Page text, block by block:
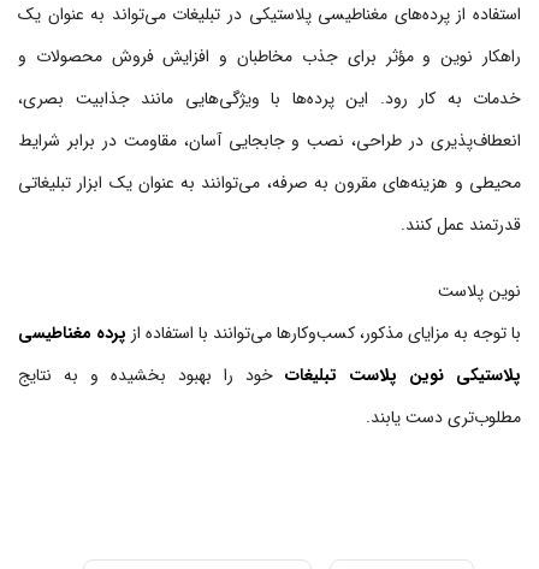
استفاده از پرده‌های مغناطیسی پلاستیکی در تبلیغات می‌تواند به عنوان یک
راهکار نوین و مؤثر برای جذب مخاطبان و افزایش فروش محصولات و
خدمات به کار رود. این پرده‌ها با ویژگی‌هایی مانند جذابیت بصری،
انعطاف‌پذیری در طراحی، نصب و جابجایی آسان، مقاومت در برابر شرایط
محیطی و هزینه‌های مقرون به صرفه، می‌توانند به عنوان یک ابزار تبلیغاتی
قدرتمند عمل کنند.
نوین پلاست
با توجه به مزایای مذکور، کسب‌وکارها می‌توانند با استفاده از پرده‌ مغناطیسی
پلاستیکی نوین پلاست تبلیغات خود را بهبود بخشیده و به نتایج
مطلوب‌تری دست یابند.